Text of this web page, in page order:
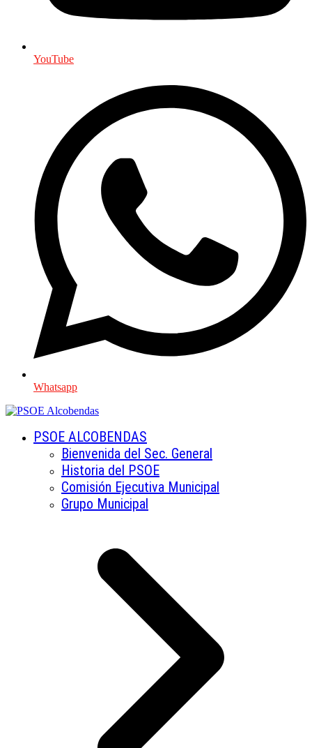
YouTube
Whatsapp
PSOE ALCOBENDAS
Bienvenida del Sec. General
Historia del PSOE
Comisión Ejecutiva Municipal
Grupo Municipal